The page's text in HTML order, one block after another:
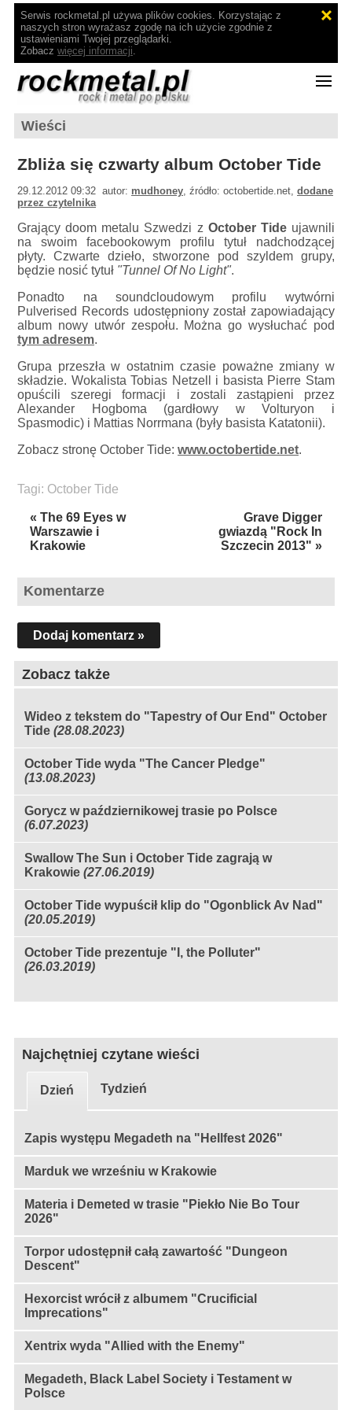
Serwis rockmetal.pl używa plików cookies. Korzystając z
naszych stron wyrażasz zgodę na ich użycie zgodnie z
ustawieniami Twojej przeglądarki.
Zobacz więcej informacji.
Wieści
Zbliża się czwarty album October Tide
29.12.2012 09:32 autor: mudhoney, źródło: octobertide.net,dodane
przez czytelnika
Grający doom metalu Szwedzi z October Tideujawnili
na swoim facebookowym profilu tytuł nadchodzącej
płyty. Czwarte dzieło, stworzone pod szyldem grupy,
będzie nosić tytuł "Tunnel Of No Light".
Ponadto na soundcloudowym profilu wytwórni
Pulverised Records udostępniony został zapowiadający
album nowy utwór zespołu. Można go wysłuchać pod
tym adresem.
Grupa przeszła w ostatnim czasie poważne zmiany w
składzie. Wokalista Tobias Netzell i basista Pierre Stam
opuścili szeregi formacji i zostali zastąpieni przez
Alexander Hogboma (gardłowy w Volturyon i
Spasmodic) i Mattias Norrmana (były basista Katatonii).
Zobacz stronę October Tide:www.octobertide.net.
Tagi: October Tide
« The 69 Eyes w
Warszawie i
Krakowie
Grave Digger
gwiazdą "Rock In
Szczecin 2013" »
Komentarze
Dodaj komentarz »
Zobacz także
Wideo z tekstem do "Tapestry of Our End" October
Tide (28.08.2023)
October Tide wyda "The Cancer Pledge"
(13.08.2023)
Gorycz w październikowej trasie po Polsce
(6.07.2023)
Swallow The Sun i October Tide zagrają w
Krakowie (27.06.2019)
October Tide wypuścił klip do "Ogonblick Av Nad"
(20.05.2019)
October Tide prezentuje "I, the Polluter"
(26.03.2019)
Najchętniej czytane wieści
Dzień Tydzień
Zapis występu Megadeth na "Hellfest 2026"
Marduk we wrześniu w Krakowie
Materia i Demeted w trasie "Piekło Nie Bo Tour
2026"
Torpor udostępnił całą zawartość "Dungeon
Descent"
Hexorcist wrócił z albumem "Crucificial
Imprecations"
Xentrix wyda "Allied with the Enemy"
Megadeth, Black Label Society i Testament w
Polsce